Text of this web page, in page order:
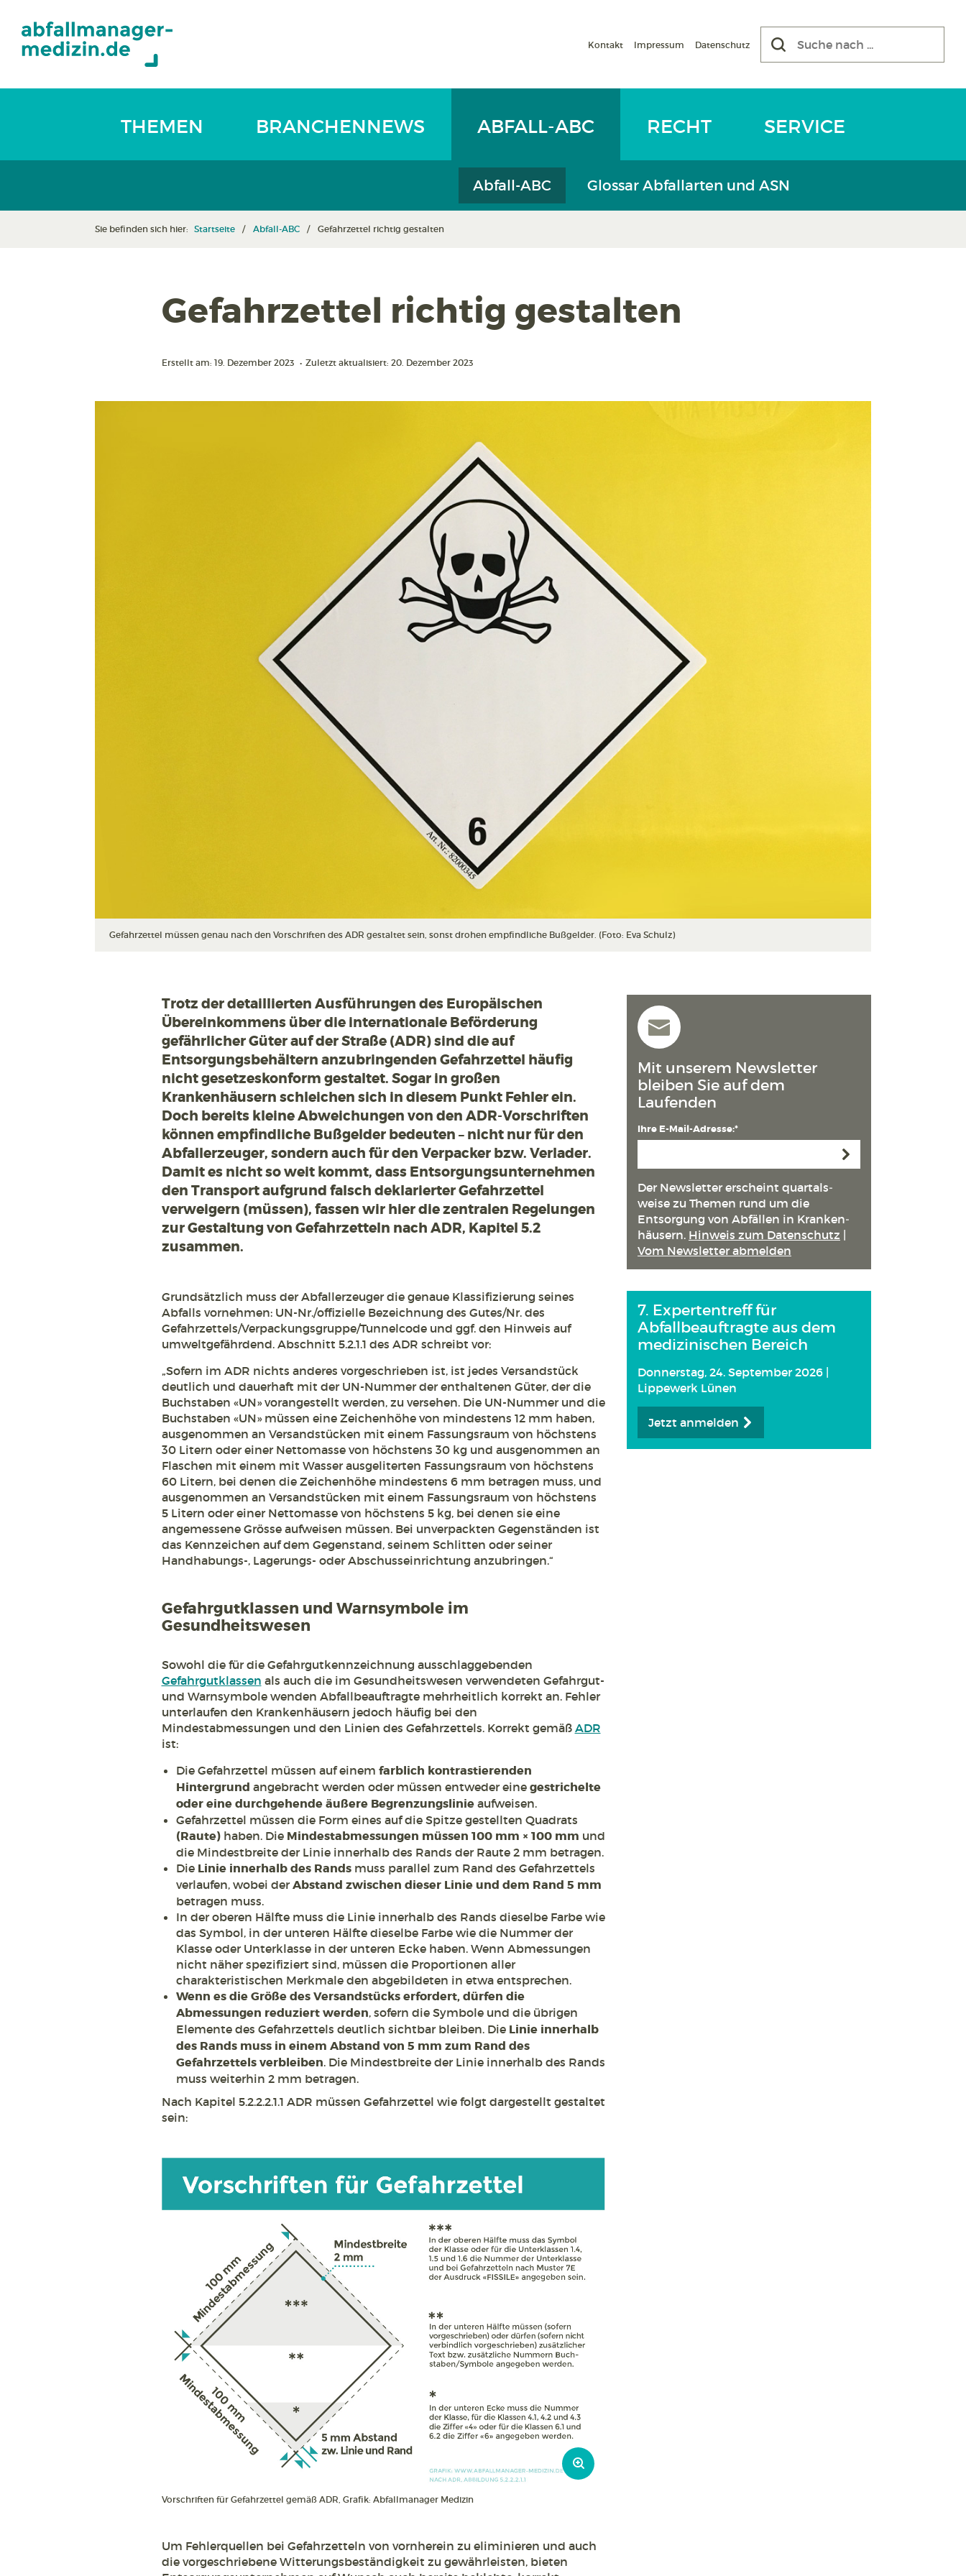
Kontakt Impressum Datenschutz
THEMEN BRANCHENNEWS ABFALL-ABC
Abfall-ABC Glossar Abfallarten und ASN
RECHT SERVICE
Sie befinden sich hier: Startseite Abfall-ABC Gefahrzettel richtig gestalten
Gefahrzettel richtig gestalten
Erstellt am: 19. Dezember 2023 • Zuletzt aktualisiert: 20. Dezember 2023
Gefahrzettel müssen genau nach den Vorschriften des ADR gestaltet sein, sonst drohen empfindliche Bußgelder. (Foto: Eva Schulz)
Trotz der detaillierten Ausführungen des Europäischen
Übereinkommens über die internationale Beförderung
gefährlicher Güter auf der Straße (ADR) sind die auf
Entsorgungsbehältern anzubringenden Gefahrzettel häufig
nicht gesetzeskonform gestaltet. Sogar in großen
Krankenhäusern schleichen sich in diesem Punkt Fehler ein.
Doch bereits kleine Abweichungen von den ADR-Vorschriften
können empfindliche Bußgelder bedeuten – nicht nur für den
Abfallerzeuger, sondern auch für den Verpacker bzw. Verlader.
Damit es nicht so weit kommt, dass Entsorgungsunternehmen
den Transport aufgrund falsch deklarierter Gefahrzettel
verweigern (müssen), fassen wir hier die zentralen Regelungen
zur Gestaltung von Gefahrzetteln nach ADR, Kapitel 5.2
zusammen.
Grundsätzlich muss der Abfallerzeuger die genaue Klassifizierung seines
Abfalls vornehmen: UN-Nr./offizielle Bezeichnung des Gutes/Nr. des
Gefahrzettels/Verpackungsgruppe/Tunnelcode und ggf. den Hinweis auf
umweltgefährdend. Abschnitt 5.2.1.1 des ADR schreibt vor:
„Sofern im ADR nichts anderes vorgeschrieben ist, ist jedes Versandstück
deutlich und dauerhaft mit der UN-Nummer der enthaltenen Güter, der die
Buchstaben «UN» vorangestellt werden, zu versehen. Die UN-Nummer und die
Buchstaben «UN» müssen eine Zeichenhöhe von mindestens 12 mm haben,
ausgenommen an Versandstücken mit einem Fassungsraum von höchstens
30 Litern oder einer Nettomasse von höchstens 30 kg und ausgenommen an
Flaschen mit einem mit Wasser ausgeliterten Fassungsraum von höchstens
60 Litern, bei denen die Zeichenhöhe mindestens 6 mm betragen muss, und
ausgenommen an Versandstücken mit einem Fassungsraum von höchstens
5 Litern oder einer Nettomasse von höchstens 5 kg, bei denen sie eine
angemessene Grösse aufweisen müssen. Bei unverpackten Gegenständen ist
das Kennzeichen auf dem Gegenstand, seinem Schlitten oder seiner
Handhabungs-, Lagerungs- oder Abschusseinrichtung anzubringen.“
Gefahrgutklassen und Warnsymbole im
Gesundheitswesen
Sowohl die für die Gefahrgutkennzeichnung ausschlaggebenden
Gefahrgutklassen als auch die im Gesundheitswesen verwendeten Gefahrgut-
und Warnsymbole wenden Abfallbeauftragte mehrheitlich korrekt an. Fehler
unterlaufen den Krankenhäusern jedoch häufig bei den
Mindestabmessungen und den Linien des Gefahrzettels. Korrekt gemäß ADR
ist:
Die Gefahrzettel müssen auf einem farblich kontrastierenden
Hintergrund angebracht werden oder müssen entweder eine gestrichelte
oder eine durchgehende äußere Begrenzungslinieaufweisen.
Gefahrzettel müssen die Form eines auf die Spitze gestellten Quadrats
(Raute)haben. Die Mindestabmessungen müssen 100 mm × 100 mm und
die Mindestbreite der Linie innerhalb des Rands der Raute 2 mm betragen.
Die Linie innerhalb des Randsmuss parallel zum Rand des Gefahrzettels
verlaufen, wobei derAbstand zwischen dieser Linie und dem Rand 5 mm
betragen muss.
In der oberen Hälfte muss die Linie innerhalb des Rands dieselbe Farbe wie
das Symbol, in der unteren Hälfte dieselbe Farbe wie die Nummer der
Klasse oder Unterklasse in der unteren Ecke haben. Wenn Abmessungen
nicht näher spezifiziert sind, müssen die Proportionen aller
charakteristischen Merkmale den abgebildeten in etwa entsprechen.
Wenn es die Größe des Versandstücks erfordert, dürfen die
Abmessungen reduziert werden, sofern die Symbole und die übrigen
Elemente des Gefahrzettels deutlich sichtbar bleiben. Die Linie innerhalb
des Rands muss in einem Abstand von 5 mm zum Rand des
Gefahrzettels verbleiben. Die Mindestbreite der Linie innerhalb des Rands
muss weiterhin 2 mm betragen.
Nach Kapitel 5.2.2.2.1.1 ADR müssen Gefahrzettel wie folgt dargestellt gestaltet
sein:
Vorschriften für Gefahrzettel gemäß ADR, Grafik: Abfallmanager Medizin
Um Fehlerquellen bei Gefahrzetteln von vornherein zu eliminieren und auch
die vorgeschriebene Witterungsbeständigkeit zu gewährleisten, bieten
Mit unserem Newsletter
bleiben Sie auf dem
Laufenden
Ihre E-Mail-Adresse:*
Der Newsletter erscheint quartals­
weise zu Themen rund um die
Entsorgung von Abfällen in Kranken­
häusern. Hinweis zum Datenschutz
Vom Newsletter abmelden
7. Expertentreff für
Abfallbeauftragte aus dem
medizinischen Bereich
Donnerstag, 24. September 2026 |
Lippewerk Lünen
Jetzt anmelden